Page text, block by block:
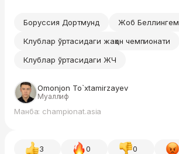
Боруссия Дортмунд
Жоб Беллингем
Клублар ўртасидаги жаҳон чемпионати
Клублар ўртасидаги ЖЧ
Omonjon To`xtamirzayev
Муаллиф
Манба: championat.asia
3 0 0